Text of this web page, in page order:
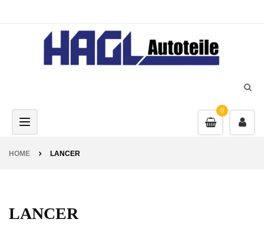
0
Toggle navigation
HOME LANCER
LANCER